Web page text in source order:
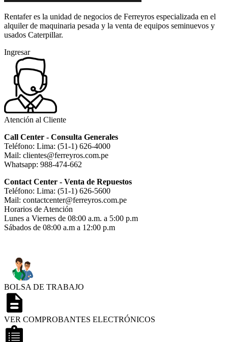
Rentafer es la unidad de negocios de Ferreyros especializada en el
alquiler de maquinaria pesada y la venta de equipos seminuevos y
usados Caterpillar.
Ingresar
Atención al Cliente
Call Center - Consulta Generales
Teléfono: Lima: (51-1) 626-4000
Mail: clientes@ferreyros.com.pe
Whatsapp: 988-474-662
Contact Center - Venta de Repuestos
Teléfono: Lima: (51-1) 626-5600
Mail: contactcenter@ferreyros.com.pe
Horarios de Atención
Lunes a Viernes de 08:00 a.m. a 5:00 p.m
Sábados de 08:00 a.m a 12:00 p.m
BOLSA DE TRABAJO
VER COMPROBANTES ELECTRÓNICOS